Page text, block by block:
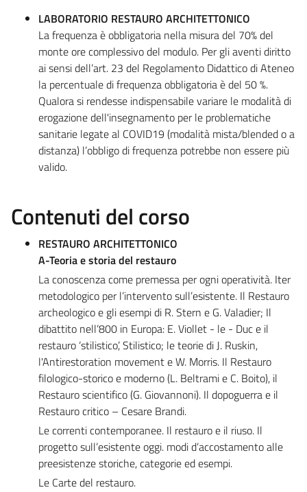
LABORATORIO RESTAURO ARCHITETTONICO
La frequenza è obbligatoria nella misura del 70% del
monte ore complessivo del modulo. Per gli aventi diritto
ai sensi dell’art. 23 del Regolamento Didattico di Ateneo
la percentuale di frequenza obbligatoria è del 50 %.
Qualora si rendesse indispensabile variare le modalità di
erogazione dell'insegnamento per le problematiche
sanitarie legate al COVID19 (modalità mista/blended o a
distanza) l’obbligo di frequenza potrebbe non essere più
valido.
Contenuti del corso
RESTAURO ARCHITETTONICO
A-Teoria e storia del restauro
La conoscenza come premessa per ogni operatività. Iter
metodologico per l’intervento sull’esistente. Il Restauro
archeologico e gli esempi di R. Stern e G. Valadier; Il
dibattito nell’800 in Europa: E. Viollet - le - Duc e il
restauro ‘stilistico’, Stilistico; le teorie di J. Ruskin,
l'Antirestoration movement e W. Morris. Il Restauro
filologico-storico e moderno (L. Beltrami e C. Boito), il
Restauro scientifico (G. Giovannoni). Il dopoguerra e il
Restauro critico – Cesare Brandi.
Le correnti contemporanee. Il restauro e il riuso. Il
progetto sull’esistente oggi. modi d’accostamento alle
preesistenze storiche, categorie ed esempi.
Le Carte del restauro.